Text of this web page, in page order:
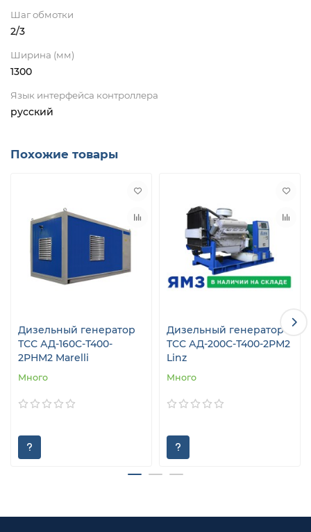
Шаг обмотки
2/3
Ширина (мм)
1300
Язык интерфейса контроллера
русский
Похожие товары
Дизельный генератор
ТСС АД-160С-Т400-
2РНМ2 Marelli
Много
Дизельный генератор
ТСС АД-200С-Т400-2РМ2
Linz
Много